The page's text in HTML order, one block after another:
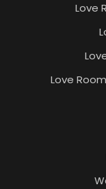
Love
Love